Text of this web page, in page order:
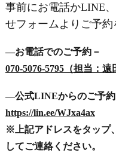
事前にお電話かLINE
せフォームよりご予約
―お電話でのご予約－
070-5076-5795（担当：遠
―公式LINEからのご予約
https://lin.ee/WJxa4ax
※上記アドレスをタップ
してご連絡ください。